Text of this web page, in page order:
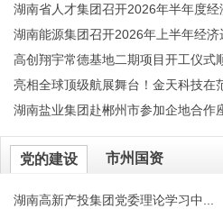
湖南省人才集团召开2026年半年度经
湖南能源集团召开2026年上半年经济
高创翔宇常德基地二期项目开工仪式
湖南盐业集团赴郴州市参加企地合作
党的建设 市州国资
湖南高新产投集团党委理论学习中...